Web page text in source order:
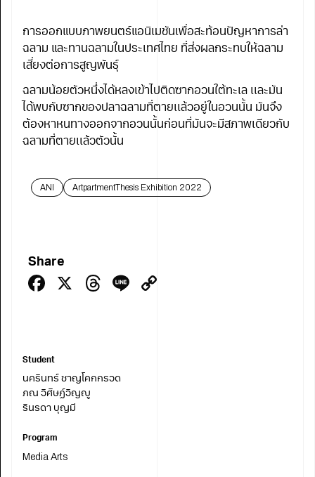
Student
นครินทร์ ชาญโคกกรวด
ภณ วิศิษฏ์วิญญู
รินรดา บุญมี
Program
Media Arts
การออกแบบภาพยนตร์แอนิเมชันเพื่อสะท้อนปัญหาการล่า
ฉลาม และทานฉลามในประเทศไทย ที่ส่งผลกระทบให้ฉลาม
เสี่ยงต่อการสูญพันธุ์
ฉลามน้อยตัวหนึ่งได้หลงเข้าไปติดซากอวนใต้ทะเล เเละมัน
ได้พบกับซากของปลาฉลามที่ตายเเล้วอยู่ในอวนนั้น มันจึง
ต้องหาหนทางออกจากอวนนั้นก่อนที่มันจะมีสภาพเดียวกับ
ฉลามที่ตายเเล้วตัวนั้น
ANI ArtpartmentThesis Exhibition 2022
Share
Facebook
X Threads
Line